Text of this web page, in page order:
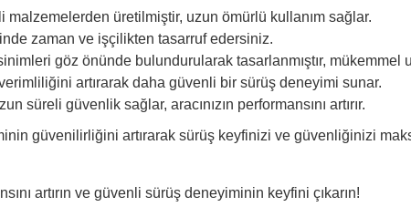
malzemelerden üretilmiştir, uzun ömürlü kullanım sağlar.
zaman ve işçilikten tasarruf edersiniz.
göz önünde bulundurularak tasarlanmıştır, mükemmel
artırarak daha güvenli bir sürüş deneyimi sunar.
süreli güvenlik sağlar, aracınızın performansını artırır.
güvenilirliğini artırarak sürüş keyfinizi ve güvenliğinizi
artırın ve güvenli sürüş deneyiminin keyfini çıkarın!